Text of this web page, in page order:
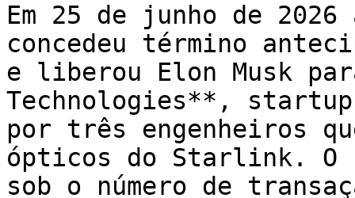
Em 25 de junho de 2026
concedeu término
e liberou Elon Musk
Technologies**,
por três engenheiros
ópticos do Starlink.
sob o número de